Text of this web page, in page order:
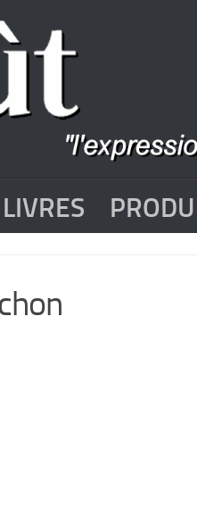
LIVRES